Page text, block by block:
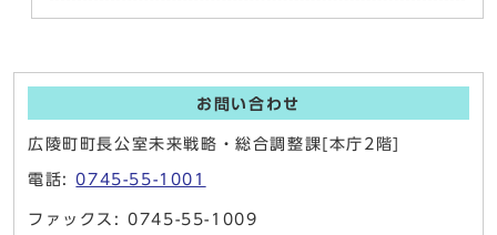
お問い合わせ
広陵町町長公室未来戦略・総合調整課[本庁2階]
電話:0745-55-1001
ファックス: 0745-55-1009